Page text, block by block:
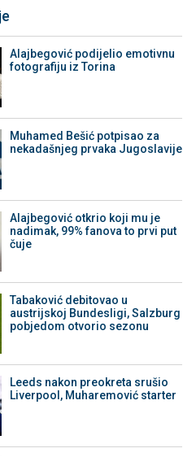
Alajbegović podijelio emotivnu
fotografiju iz Torina
Muhamed Bešić potpisao za
nekadašnjeg prvaka Jugoslavije
Alajbegović otkrio koji mu je
nadimak, 99% fanova to prvi put
čuje
Tabaković debitovao u
austrijskoj Bundesligi, Salzburg
pobjedom otvorio sezonu
Leeds nakon preokreta srušio
Liverpool, Muharemović starter